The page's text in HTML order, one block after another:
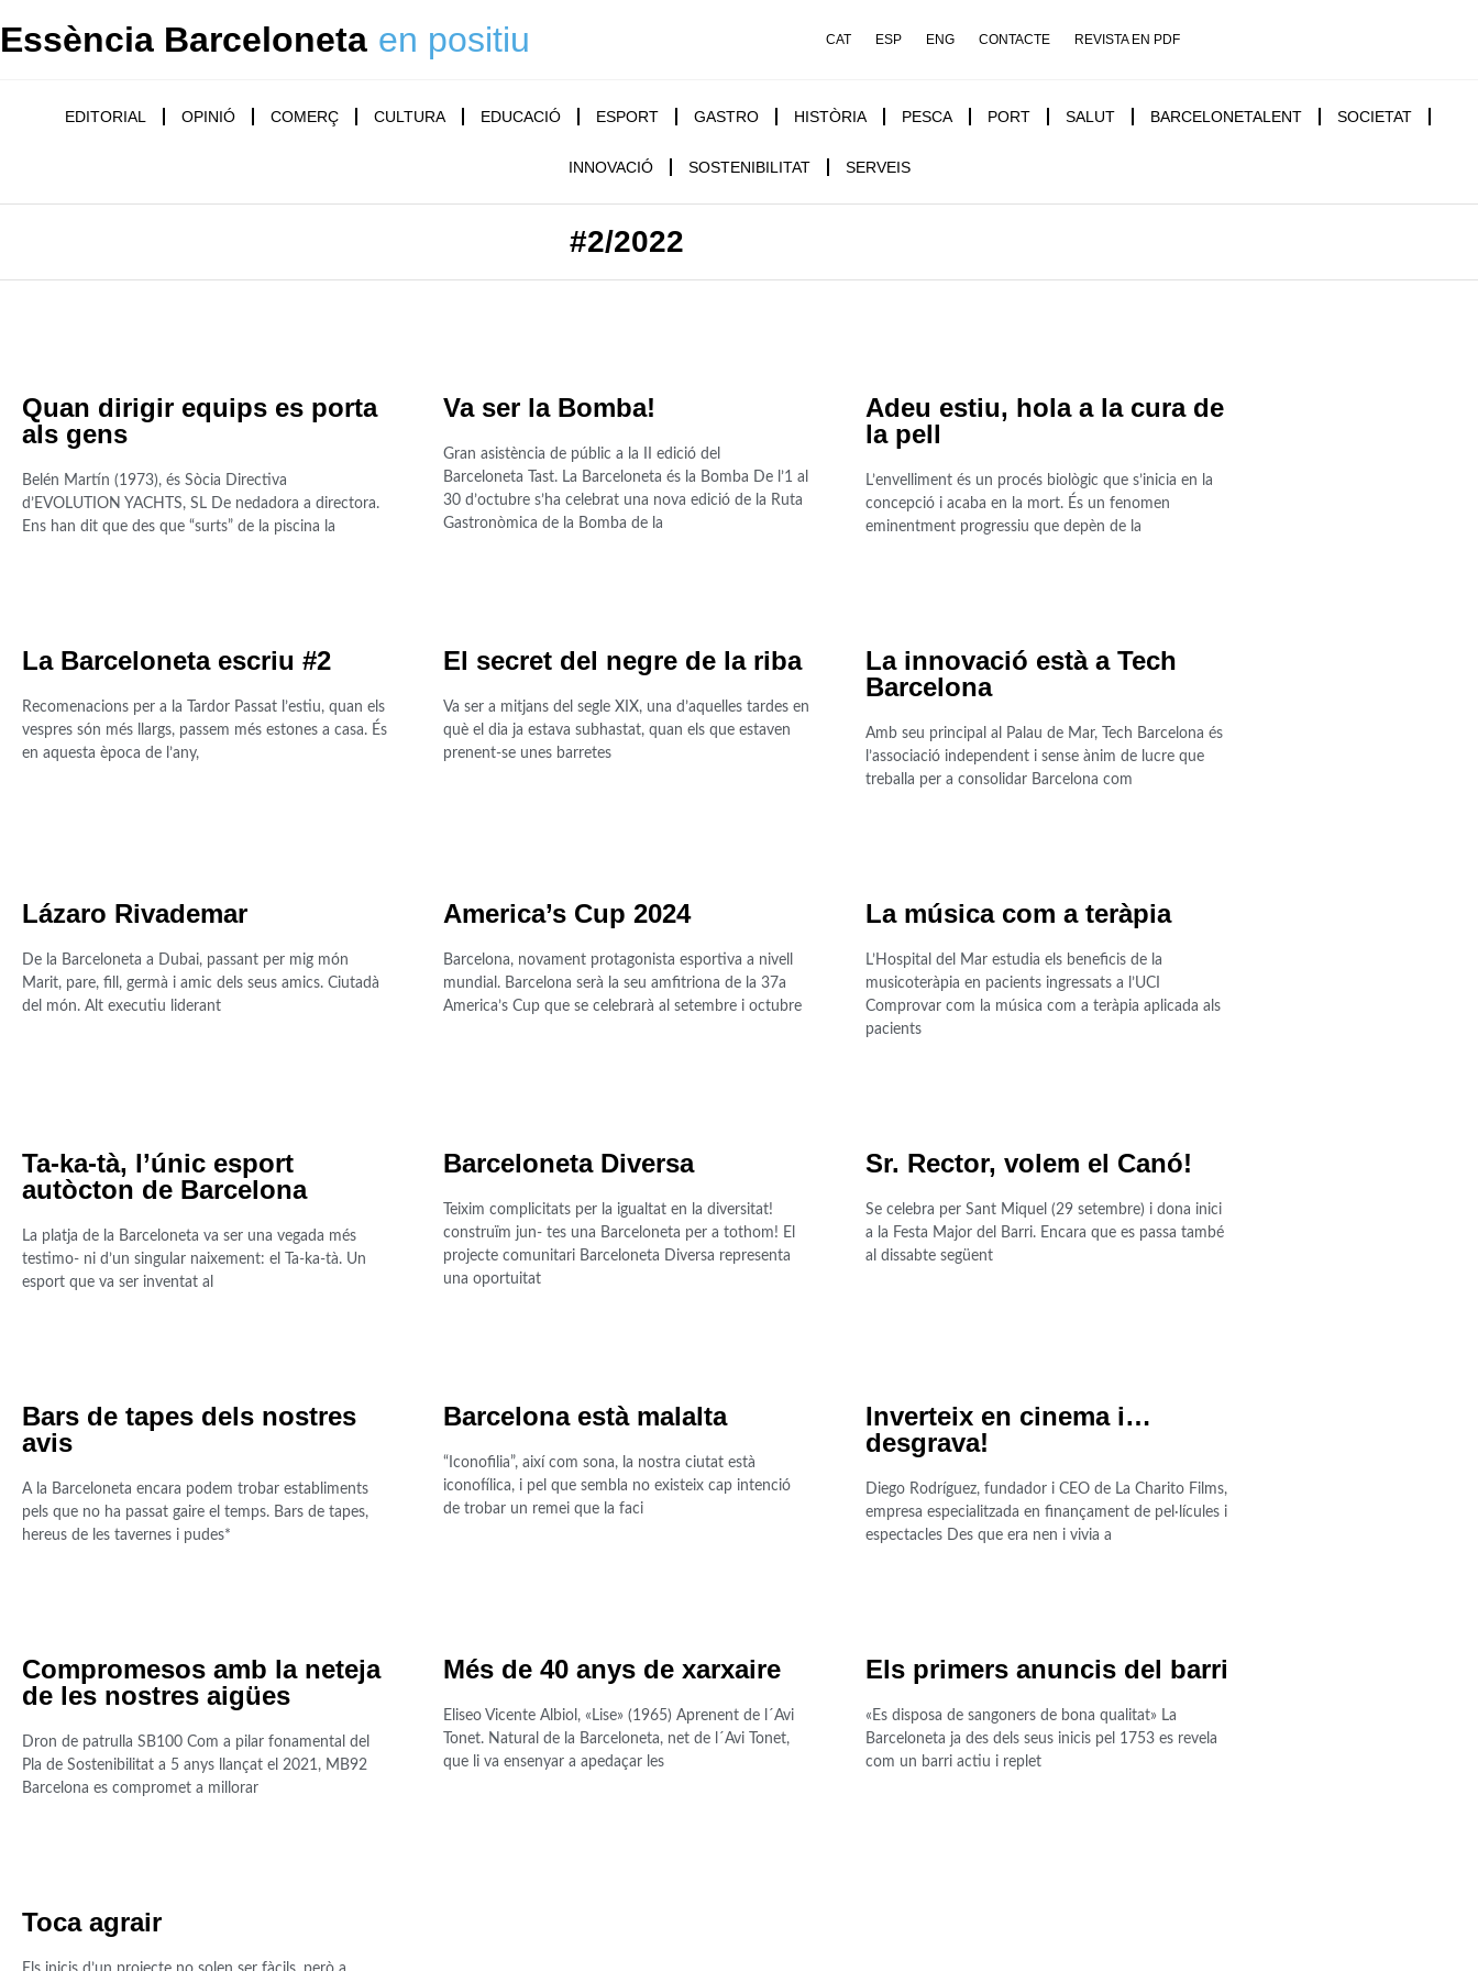
Essència Barceloneta en positiu CAT ESP ENG CONTACTE REVISTA EN PDF
EDITORIAL OPINIÓ COMERÇ CULTURA EDUCACIÓ ESPORT GASTRO HISTÒRIA PESCA PORT SALUT BARCELONETALENT SOCIETAT
INNOVACIÓ SOSTENIBILITAT SERVEIS
#2/2022
Quan dirigir equips es porta
als gens
Belén Martín (1973), és Sòcia Directiva
d’EVOLUTION YACHTS, SL De nedadora a directora.
Ens han dit que des que “surts” de la piscina la
Va ser la Bomba!
Gran asistència de públic a la II edició del
Barceloneta Tast. La Barceloneta és la Bomba De l’1 al
30 d’octubre s’ha celebrat una nova edició de la Ruta
Gastronòmica de la Bomba de la
Adeu estiu, hola a la cura de
la pell
L’envelliment és un procés biològic que s’inicia en la
concepció i acaba en la mort. És un fenomen
eminentment progressiu que depèn de la
La Barceloneta escriu #2
Recomenacions per a la Tardor Passat l’estiu, quan els
vespres són més llargs, passem més estones a casa. És
en aquesta època de l’any,
El secret del negre de la riba
Va ser a mitjans del segle XIX, una d’aquelles tardes en
què el dia ja estava subhastat, quan els que estaven
prenent-se unes barretes
La innovació està a Tech
Barcelona
Amb seu principal al Palau de Mar, Tech Barcelona és
l’associació independent i sense ànim de lucre que
treballa per a consolidar Barcelona com
Lázaro Rivademar
De la Barceloneta a Dubai, passant per mig món
Marit, pare, fill, germà i amic dels seus amics. Ciutadà
del món. Alt executiu liderant
America’s Cup 2024
Barcelona, novament protagonista esportiva a nivell
mundial. Barcelona serà la seu amfitriona de la 37a
America’s Cup que se celebrarà al setembre i octubre
La música com a teràpia
L’Hospital del Mar estudia els beneficis de la
musicoteràpia en pacients ingressats a l’UCI
Comprovar com la música com a teràpia aplicada als
pacients
Ta-ka-tà, l’únic esport
autòcton de Barcelona
La platja de la Barceloneta va ser una vegada més
testimo- ni d’un singular naixement: el Ta-ka-tà. Un
esport que va ser inventat al
Barceloneta Diversa
Teixim complicitats per la igualtat en la diversitat!
construïm jun- tes una Barceloneta per a tothom! El
projecte comunitari Barceloneta Diversa representa
una oportuitat
Sr. Rector, volem el Canó!
Se celebra per Sant Miquel (29 setembre) i dona inici
a la Festa Major del Barri. Encara que es passa també
al dissabte següent
Bars de tapes dels nostres
avis
A la Barceloneta encara podem trobar establiments
pels que no ha passat gaire el temps. Bars de tapes,
hereus de les tavernes i pudes*
Barcelona està malalta
“Iconofilia”, així com sona, la nostra ciutat està
iconofílica, i pel que sembla no existeix cap intenció
de trobar un remei que la faci
Inverteix en cinema i…
desgrava!
Diego Rodríguez, fundador i CEO de La Charito Films,
empresa especialitzada en finançament de pel·lícules i
espectacles Des que era nen i vivia a
Compromesos amb la neteja
de les nostres aigües
Dron de patrulla SB100 Com a pilar fonamental del
Pla de Sostenibilitat a 5 anys llançat el 2021, MB92
Barcelona es compromet a millorar
Més de 40 anys de xarxaire
Eliseo Vicente Albiol, «Lise» (1965) Aprenent de l´Avi
Tonet. Natural de la Barceloneta, net de l´Avi Tonet,
que li va ensenyar a apedaçar les
Els primers anuncis del barri
«Es disposa de sangoners de bona qualitat» La
Barceloneta ja des dels seus inicis pel 1753 es revela
com un barri actiu i replet
Toca agrair